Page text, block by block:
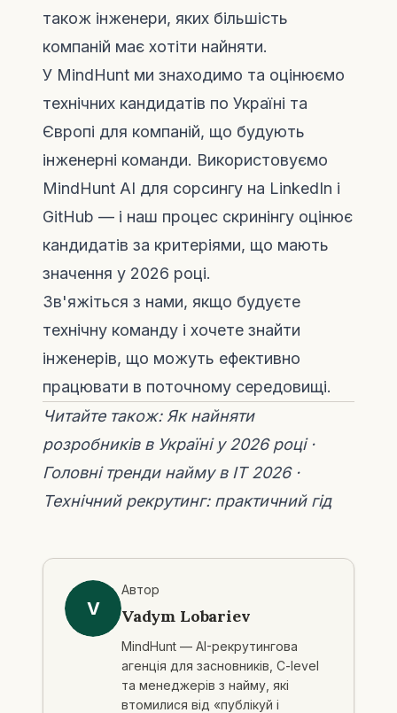
також інженери, яких більшість
компаній має хотіти найняти.
У MindHunt ми знаходимо та оцінюємо
технічних кандидатів по Україні та
Європі для компаній, що будують
інженерні команди. Використовуємо
MindHunt AI для сорсингу на LinkedIn і
GitHub — і наш процес скринінгу оцінює
кандидатів за критеріями, що мають
значення у 2026 році.
Зв'яжіться з нами, якщо будуєте
технічну команду і хочете знайти
інженерів, що можуть ефективно
працювати в поточному середовищі.
Читайте також: Як найняти
розробників в Україні у 2026 році·
Головні тренди найму в ІТ 2026·
Технічний рекрутинг: практичний гід
V
Автор
Vadym Lobariev
MindHunt — AI-рекрутингова
агенція для засновників, C-level
та менеджерів з найму, які
втомилися від «публікуй і